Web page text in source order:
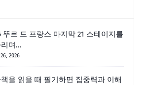
뚜르 드 프랑스 마지막 21 스테이지를
며...
2026
을 읽을 때 필기하면 집중력과 이해